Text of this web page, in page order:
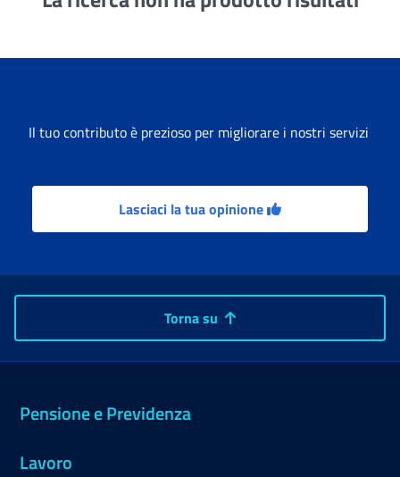
Il tuo contributo è prezioso per migliorare i nostri servizi
Lasciaci la tua opinione
Torna su
Pensione e Previdenza
Lavoro